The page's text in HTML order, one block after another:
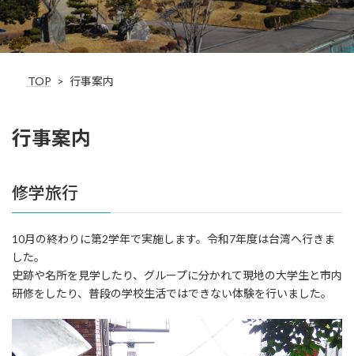
TOP 行事案内
行事案内
修学旅行
10月の終わりに第2学年で実施します。令和7年度は台湾へ行きま
した。
史跡や名所を見学したり、グループに分かれて現地の大学生と市内
研修をしたり、普段の学校生活ではできない体験を行いました。